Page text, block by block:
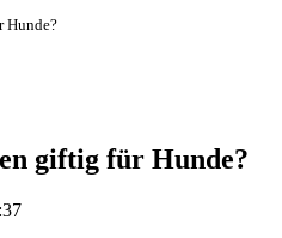
Hunde?
giftig für Hunde?